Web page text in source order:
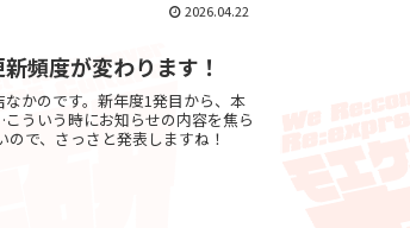
2026.04.22
頻度が変わります！
かのです。新年度1発目から、本
ういう時にお知らせの内容を焦ら
で、さっさと発表しますね！